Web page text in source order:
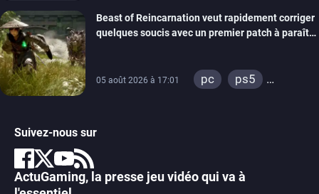
Beast of Reincarnation veut rapidement corriger
quelques soucis avec un premier patch à paraître
05 août 2026 à 17:01 pc
ps5
Suivez-nous sur
ActuGaming, la presse jeu vidéo qui va à